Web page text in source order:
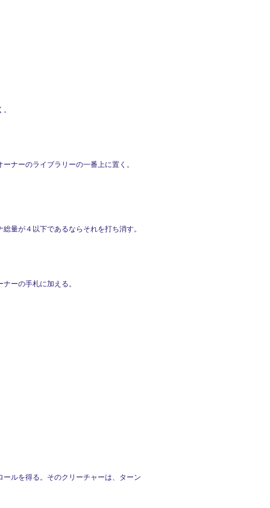
ナーのライブラリーの一番上に置く。
量が４以下であるならそれを打ち消す。
ーの手札に加える。
ルを得る。そのクリーチャーは、ターン